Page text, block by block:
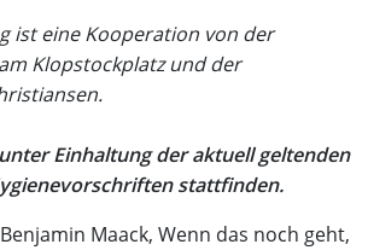
ist eine Kooperation von der
Klopstockplatz und der
Einhaltung der aktuell geltenden
stattfinden.
Maack, Wenn das noch geht,